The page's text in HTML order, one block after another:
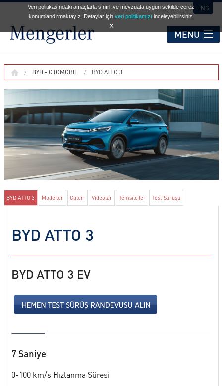
ENG
MENU
OTOMOBİL
TİCARİ ARAÇLAR
İKİNCİ EL
KİRALAMA HİZMETLERİ
ONLINE RANDEVU
GÖRÜŞ ÖNERİ FORMU
BYD - OTOMOBIL BYD ATTO 3
BYD ATTO 3 Modeller Galeri Videolar Temsilciler Test Sürüşü
BYD ATTO 3
BYD ATTO 3 EV
7 Saniye
0-100 km/s Hızlanma Süresi
Veri politikasındaki amaçlarla sınırlı ve mevzuata uygun şekilde çerez
konumlandırmaktayız. Detaylar için veri politikamızı inceleyebilirsiniz.